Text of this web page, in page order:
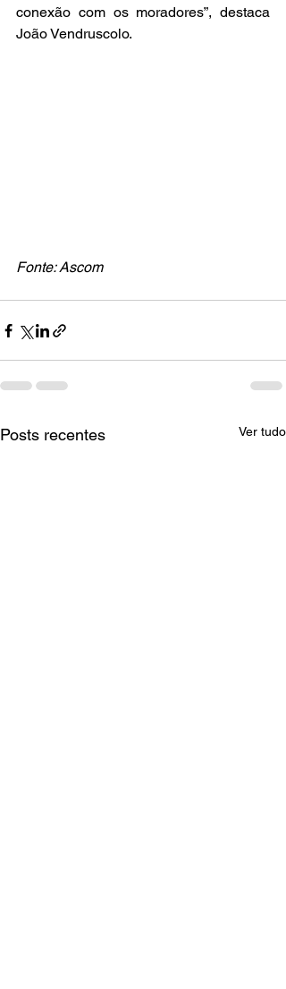
conexão com os moradores”, destaca
João Vendruscolo.
Fonte: Ascom
Posts recentes Ver tudo